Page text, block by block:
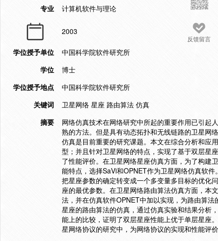
反馈留言
专业
计算机软件与理论
2003
学位授予单位
中国科学院软件研究所
学位
博士
学位授予地点
中国科学院软件研究所
关键词
卫星网络 星座 路由算法 仿真
摘要
网络仿真技术在网络研究中所起的重要作用已引起
熟的方法。但是具有动态拓扑和无线链路的卫星网
仿真是目前重要的研究课题。本文在综合分析和应
型；并且针对卫星网络的特点，实现了基于双层星
了性能评价。在卫星网络星座仿真方面，为了构建
能特点，选择SaVi和OPNET作为卫星网络仿真软
把星座参数的确定转变成一个多变量多目标的优化
座的最优参数。在卫星网络路由算法仿真方面，本
法，并在仿真软件OPNET中加以实现，为路由算
星座的路由算法的仿真，通过仿真实验和结果分析
能上的比较，证明了双层星座性能上优于单层星座
星网络协议的研究中，为网络协议的实现和性能评